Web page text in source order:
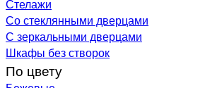
Стелажи
Со стеклянными дверцами
С зеркальными дверцами
Шкафы без створок
По цвету